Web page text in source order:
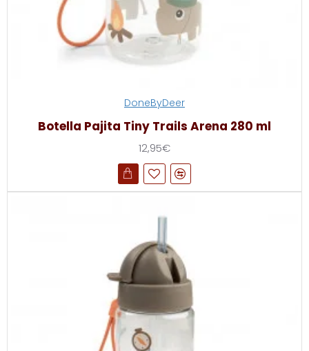
DoneByDeer
Botella Pajita Tiny Trails Arena 280 ml
12,95€